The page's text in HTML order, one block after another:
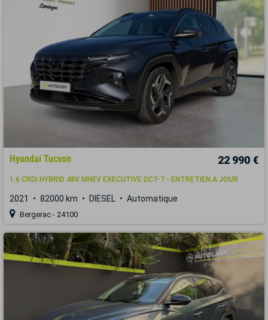
Hyundai Tucson 22 990 €
1.6 CRDi HYBRID 48V MHEV EXECUTIVE DCT-7 - ENTRETIEN A JOUR
2021 82000 km DIESEL Automatique
Bergerac - 24100